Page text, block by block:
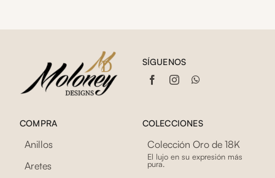
COMPRA
Anillos
Aretes
COLECCIONES
Colección Oro de 18K
El lujo en su expresión más
pura.
SÍGUENOS